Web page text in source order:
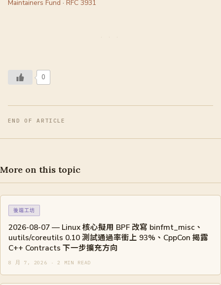
Maintainers Fund · RFC 3931
0
END OF ARTICLE
More on this topic
後端工坊
2026-08-07 — Linux 核心擬用 BPF 改寫 binfmt_misc、
uutils/coreutils 0.10 測試通過率衝上 93%、CppCon 揭露
C++ Contracts 下一步擴充方向
8 月 7, 2026 · 2 MIN READ